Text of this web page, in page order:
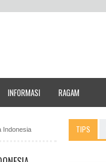
INFORMASI RAGAM
Indonesia TIPS